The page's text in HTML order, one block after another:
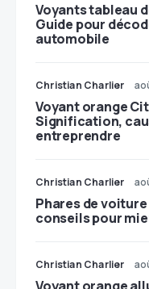
Voyants tableau
Guide pour
automobile
Christian Charlier
Voyant orange
Signification,
entreprendre
Christian Charlier
Phares de
conseils pour
Christian Charlier